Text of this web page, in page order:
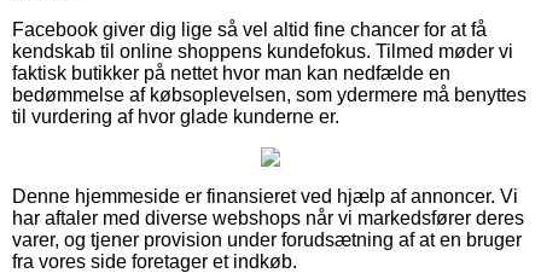
Facebook giver dig lige så vel altid fine chancer for at få
kendskab til online shoppens kundefokus. Tilmed møder vi
faktisk butikker på nettet hvor man kan nedfælde en
bedømmelse af købsoplevelsen, som ydermere må benyttes
til vurdering af hvor glade kunderne er.
Denne hjemmeside er finansieret ved hjælp af annoncer. Vi
har aftaler med diverse webshops når vi markedsfører deres
varer, og tjener provision under forudsætning af at en bruger
fra vores side foretager et indkøb.